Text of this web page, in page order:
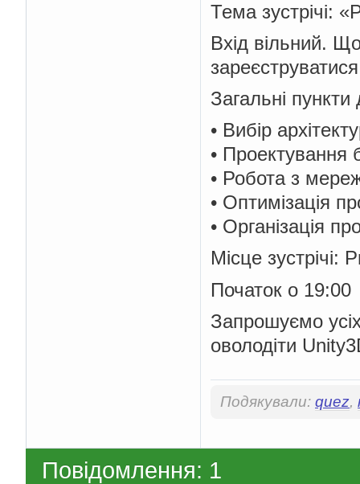
Тема зустрічі:
Вхід вільний.
Загальні пункти
• Вибір
• Проектування
• Робота з
• Оптимізація
• Організація
Місце
Початок о 19:00
Запрошуємо
оволодіти
Подякували: quez,
Повідомлення: 1